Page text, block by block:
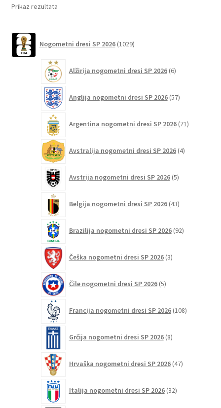
Prikaz rezultata
Nogometni dresi SP 2026 1029izdelkov
Alžirija nogometni dresi SP 2026 6izdelkov
Anglija nogometni dresi SP 2026 57izdelkov
Argentina nogometni dresi SP 2026 71izdelkov
Avstralija nogometni dresi SP 2026 4izdelki
Avstrija nogometni dresi SP 2026 5izdelkov
Belgija nogometni dresi SP 2026 43izdelkov
Brazilija nogometni dresi SP 2026 92izdelkov
Češka nogometni dresi SP 2026 3izdelki
Čile nogometni dresi SP 2026 5izdelkov
Francija nogometni dresi SP 2026 108izdelkov
Grčija nogometni dresi SP 2026 8izdelkov
Hrvaška nogometni dresi SP 2026 47izdelkov
Italija nogometni dresi SP 2026 32izdelkov